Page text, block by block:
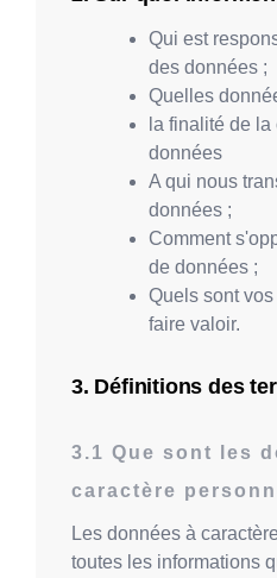
Qui est
des données ;
Quelles
la finalité de
données
A qui nous
données ;
Comment
de données ;
Quels sont
faire valoir.
Définitions des
Que sont les
caractère
Les données à
toutes les informations